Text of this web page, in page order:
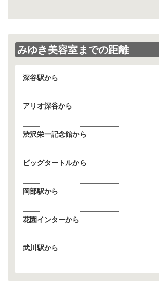
みゆき美容室までの距離
深谷駅から
アリオ深谷から
渋沢栄一記念館から
ビッグタートルから
岡部駅から
花園インターから
武川駅から